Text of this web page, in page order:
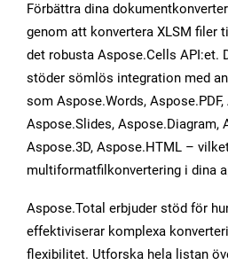
Förbättra dina
genom att konvertera XLSM filer
det robusta Aspose.Cells API:et.
stöder sömlös integration med
som Aspose.Words,
Aspose.Slides, Aspose.Diagram,
Aspose.3D, Aspose.HTML –
multiformatfilkonvertering i dina
Aspose.Total erbjuder stöd för
effektiviserar komplexa
flexibilitet. Utforska hela listan